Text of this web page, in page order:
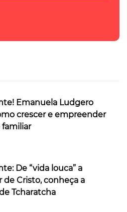
Emanuela Ludgero
crescer e empreender
familiar
De “vida louca” a
de Cristo, conheça a
Tcharatcha